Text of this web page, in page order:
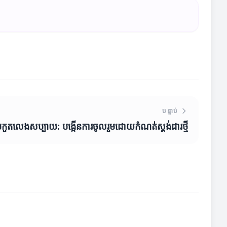
បន្ទាប់
កួតលេងសប្បាយ: បង្កើនការចូលរួមដោយកំណត់ស្ដង់ដារថ្មី